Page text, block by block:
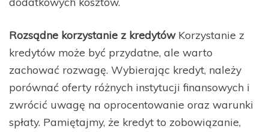
Rozsądne korzystanie z kredytówKorzystanie z
kredytów może być przydatne, ale warto
zachować rozwagę. Wybierając kredyt, należy
porównać oferty różnych instytucji finansowych i
zwrócić uwagę na oprocentowanie oraz warunki
spłaty. Pamiętajmy, że kredyt to zobowiązanie,